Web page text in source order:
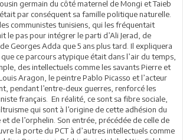
germain du côté maternel de Mongi et Taieb
par conséquent sa famille politique naturelle.
communistes tunisiens, qui les fréquentait
le pas pour intégrer le parti d’Ali Jerad, de
Georges Adda que 5 ans plus tard. Il expliquera
ce parcours atypique était dans l’air du temps,
des intellectuels comme les savants Pierre et
Aragon, le peintre Pablo Picasso et l’acteur
pendant l’entre-deux guerres, renforcé les
français. En réalité, ce sont sa fibre sociale,
qui sont à l’origine de cette adhésion du
de l’orphelin. Son entrée, précédée de celle de
la porte du PCT à d’autres intellectuels comme